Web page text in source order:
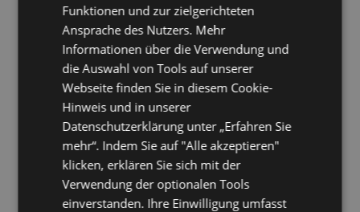
Linke Max[2007] Lohölter Tobias[2007]
Loibl Rudolf [2007] Lorenz Björn
M Consult GmbH
Maler Brändle MANIABARCO [2007]
Marx Michael[2007] MBS[2007]
MConsult GmbH[2016] Mediasense IT-Consulting
[2007]
Meier Benedikt[2007]
Mendek Bau- und
Sachverständigenbüro
meteocontrol GmbH microCAT GmbH
Mindcouncil[2007] modul[2007]
Mog Thomas[2019] Möller Frank[2007]
Müllritter Gerhard[2007] MULTI Großküchen GmbH
Funktionen und zur zielgerichteten
Ansprache des Nutzers. Mehr
Informationen über die Verwendung und
die Auswahl von Tools auf unserer
Webseite finden Sie in diesem Cookie-
Hinweis und in unserer
Datenschutzerklärung unter „Erfahren Sie
mehr“. Indem Sie auf "Alle akzeptieren"
klicken, erklären Sie sich mit der
Verwendung der optionalen Tools
einverstanden. Ihre Einwilligung umfasst